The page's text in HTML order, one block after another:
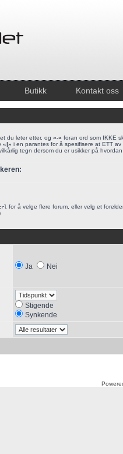
Butikk Kontakt oss
du leter etter, og «-» foran ord som IKKE
«|» i en parantes for å spesifisere at ETT av
tegn dersom du er usikker på
for å velge flere forum, eller velg et
Ja Nei
Stigende
Synkende